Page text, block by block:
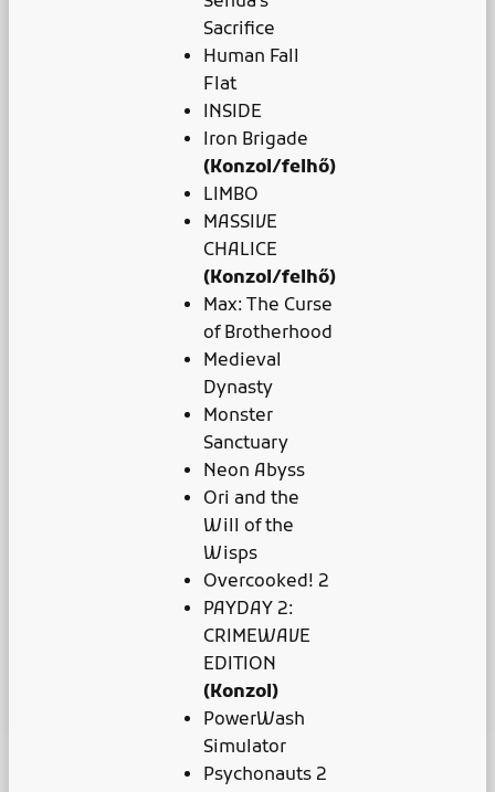
Sacrifice
Human Fall
Flat
INSIDE
Iron Brigade
(Konzol/felhő)
LIMBO
MASSIVE
CHALICE
(Konzol/felhő)
Max: The Curse
of Brotherhood
Medieval
Dynasty
Monster
Sanctuary
Neon Abyss
Ori and the
Will of the
Wisps
Overcooked! 2
PAYDAY 2:
CRIMEWAVE
EDITION
(Konzol)
PowerWash
Simulator
Psychonauts 2